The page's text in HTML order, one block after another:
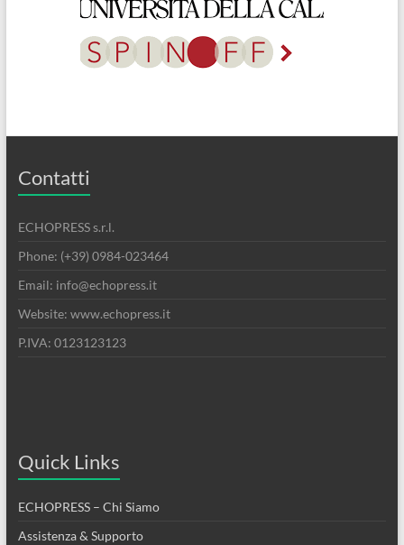
Contatti
ECHOPRESS s.r.l.
Phone: (+39) 0984-023464
Email: info@echopress.it
Website: www.echopress.it
P.IVA: 0123123123
Quick Links
ECHOPRESS – Chi Siamo
Assistenza & Supporto